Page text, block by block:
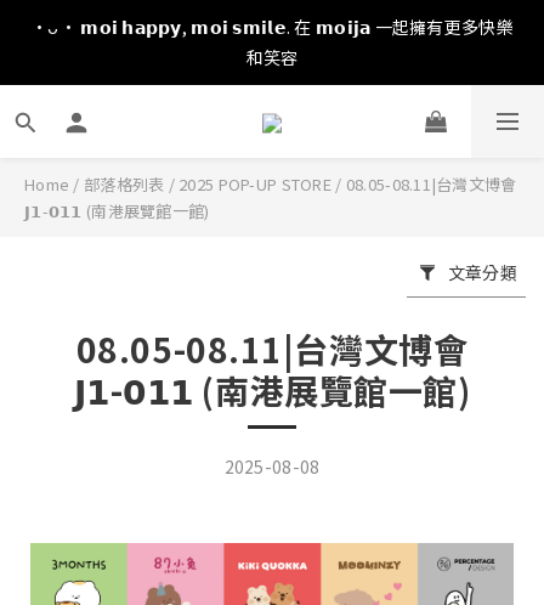
·ᴗ· 𝗺𝗼𝗶 𝗵𝗮𝗽𝗽𝘆, 𝗺𝗼𝗶 𝘀𝗺𝗶𝗹𝗲. 在 𝗺𝗼𝗶𝗷𝗮 一起擁有更多快樂
和笑容
Home / 部落格列表 / 2025 POP-UP STORE/ 08.05-08.11|台灣文博會
𝗝𝟭-𝟬𝟭𝟭 (南港展覽館一館)
文章分類
08.05-08.11|台灣文博會
𝗝𝟭-𝟬𝟭𝟭 (南港展覽館一館)
2025-08-08